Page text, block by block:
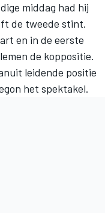
middag had hij
de tweede stint.
en in de eerste
de koppositie.
leidende positie
het spektakel.